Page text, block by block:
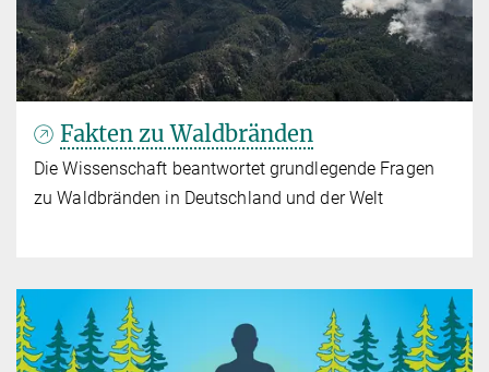
Fakten zu Waldbränden
Die Wissenschaft beantwortet grundlegende Fragen
zu Waldbränden in Deutschland und der Welt